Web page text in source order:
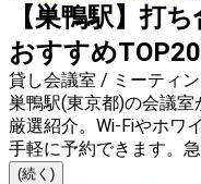
【巣鴨駅】打
おすすめTOP20
貸し会議室 / ミーティ
巣鴨駅(東京都)の会議
厳選紹介。Wi-Fiやホワ
手軽に予約できます。
(続く)